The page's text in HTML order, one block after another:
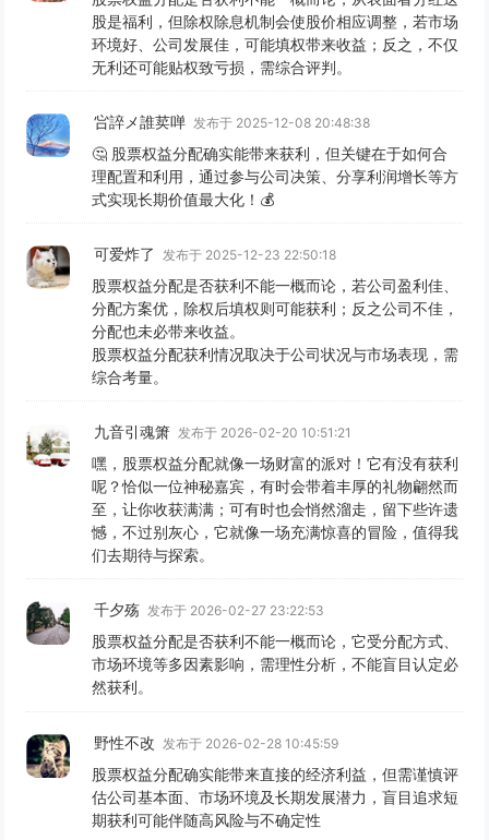
股是福利，但除权除息机制会使股价相应调整，若市场
环境好、公司发展佳，可能填权带来收益；反之，不仅
无利还可能贴权致亏损，需综合评判。
吢誶メ誰荬啴 发布于 2025-12-08 20:48:38
🤔 股票权益分配确实能带来获利，但关键在于如何合
理配置和利用，通过参与公司决策、分享利润增长等方
式实现长期价值最大化！💰
可爱炸了 发布于 2025-12-23 22:50:18
股票权益分配是否获利不能一概而论，若公司盈利佳、
分配方案优，除权后填权则可能获利；反之公司不佳，
分配也未必带来收益。
股票权益分配获利情况取决于公司状况与市场表现，需
综合考量。
九音引魂箫 发布于 2026-02-20 10:51:21
嘿，股票权益分配就像一场财富的派对！它有没有获利
呢？恰似一位神秘嘉宾，有时会带着丰厚的礼物翩然而
至，让你收获满满；可有时也会悄然溜走，留下些许遗
憾，不过别灰心，它就像一场充满惊喜的冒险，值得我
们去期待与探索。
千夕殇 发布于 2026-02-27 23:22:53
股票权益分配是否获利不能一概而论，它受分配方式、
市场环境等多因素影响，需理性分析，不能盲目认定必
然获利。
野性不改 发布于 2026-02-28 10:45:59
股票权益分配确实能带来直接的经济利益，但需谨慎评
估公司基本面、市场环境及长期发展潜力，盲目追求短
期获利可能伴随高风险与不确定性